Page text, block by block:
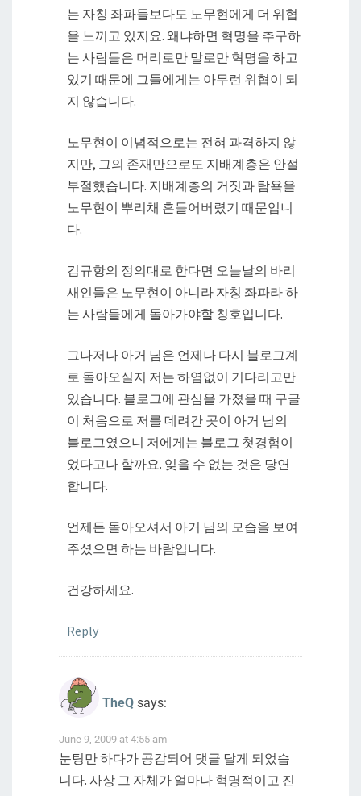
는 자칭 좌파들보다도 노무현에게 더 위협
을 느끼고 있지요. 왜냐하면 혁명을 추구하
는 사람들은 머리로만 말로만 혁명을 하고
있기 때문에 그들에게는 아무런 위협이 되
지 않습니다.
노무현이 이념적으로는 전혀 과격하지 않
지만, 그의 존재만으로도 지배계층은 안절
부절했습니다. 지배계층의 거짓과 탐욕을
노무현이 뿌리채 흔들어버렸기 때문입니
다.
김규항의 정의대로 한다면 오늘날의 바리
새인들은 노무현이 아니라 자칭 좌파라 하
는 사람들에게 돌아가야할 칭호입니다.
그나저나 아거 님은 언제나 다시 블로그계
로 돌아오실지 저는 하염없이 기다리고만
있습니다. 블로그에 관심을 가졌을 때 구글
이 처음으로 저를 데려간 곳이 아거 님의
블로그였으니 저에게는 블로그 첫경험이
었다고나 할까요. 잊을 수 없는 것은 당연
합니다.
언제든 돌아오셔서 아거 님의 모습을 보여
주셨으면 하는 바람입니다.
건강하세요.
Reply
TheQ says:
June 9, 2009 at 4:55 am
눈팅만 하다가 공감되어 댓글 달게 되었습
니다. 사상 그 자체가 얼마나 혁명적이고 진